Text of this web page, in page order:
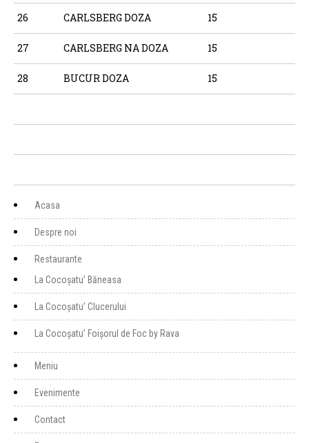
26 CARLSBERG DOZA 15
27 CARLSBERG NA DOZA 15
28 BUCUR DOZA 15
Acasa
Despre noi
Restaurante
La Cocoșatu’ Băneasa
La Cocoșatu’ Clucerului
La Cocoșatu’ Foișorul de Foc by Rava
Meniu
Evenimente
Contact